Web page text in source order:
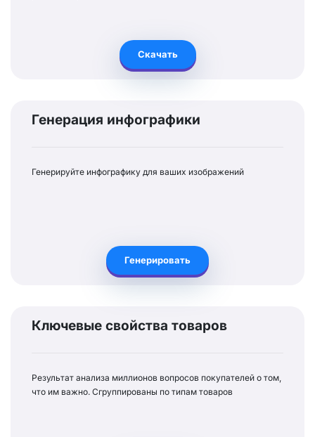
Скачать
Генерация инфографики
Генерируйте инфографику для ваших изображений
Генерировать
Ключевые свойства товаров
Результат анализа миллионов вопросов покупателей о том,
что им важно. Сгруппированы по типам товаров